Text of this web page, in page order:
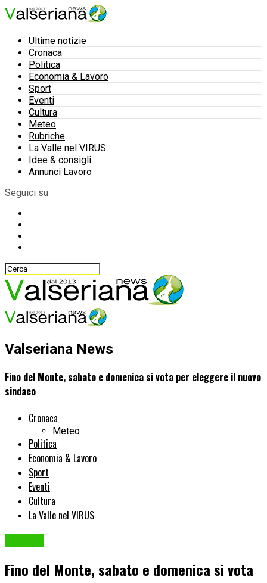
Ultime notizie
Cronaca
Politica
Economia & Lavoro
Sport
Eventi
Cultura
Meteo
Rubriche
La Valle nel VIRUS
Idee & consigli
Annunci Lavoro
Seguici su
Valseriana News
Fino del Monte, sabato e domenica si vota per eleggere il nuovo
sindaco
Cronaca
Meteo
Politica
Economia & Lavoro
Sport
Eventi
Cultura
La Valle nel VIRUS
Fino del Monte, sabato e domenica si vota